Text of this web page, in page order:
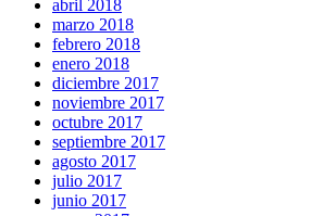
abril 2018
marzo 2018
febrero 2018
enero 2018
diciembre 2017
noviembre 2017
octubre 2017
septiembre 2017
agosto 2017
julio 2017
junio 2017